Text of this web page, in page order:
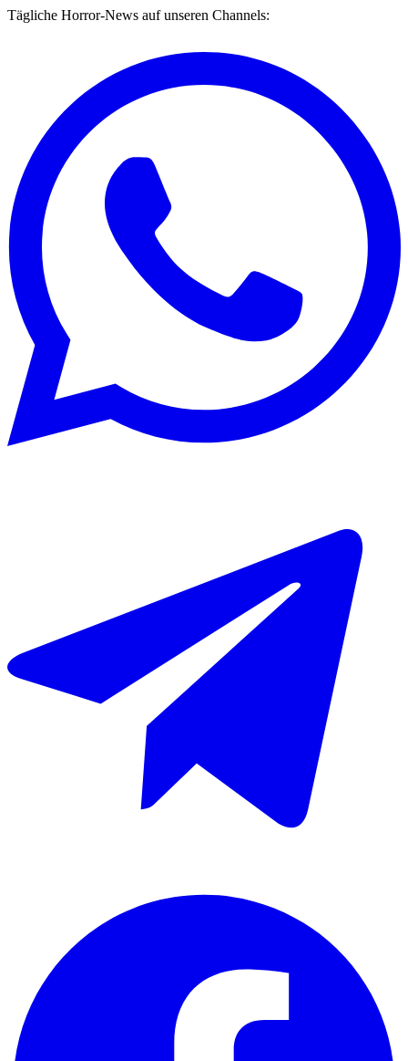
Tägliche Horror-News auf unseren Channels: